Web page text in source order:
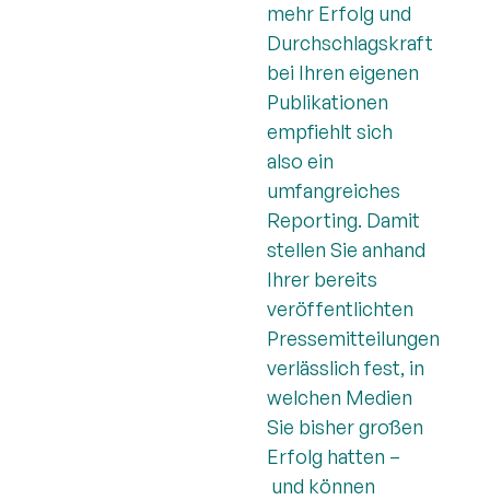
mehr Erfolg und
Durchschlagskraft
bei Ihren eigenen
Publikationen
empfiehlt sich
also ein
umfangreiches
Reporting. Damit
stellen Sie anhand
Ihrer bereits
veröffentlichten
Pressemitteilungen
verlässlich fest, in
welchen Medien
Sie bisher großen
Erfolg hatten –
und können